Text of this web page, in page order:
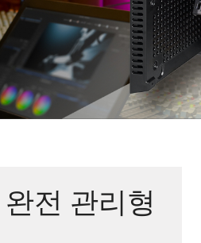
전 관리형